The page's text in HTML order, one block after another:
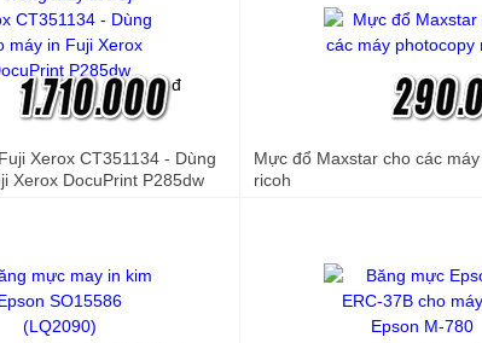
đ
Xerox CT351134 - Dùng
Xerox DocuPrint P285dw
Mực đổ Maxstar cho các
ricoh